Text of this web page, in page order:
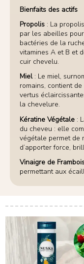
Bienfaits des actifs
Propolis : La
par les abeilles
bactéries de la
vitamines A et B et
cuir chevelu.
Miel: Le miel,
romains, contient
vertus
la chevelure.
Kératine Végétale :
du cheveu : elle
végétale permet de
d’apporter force,
Vinaigre de
permettant aux